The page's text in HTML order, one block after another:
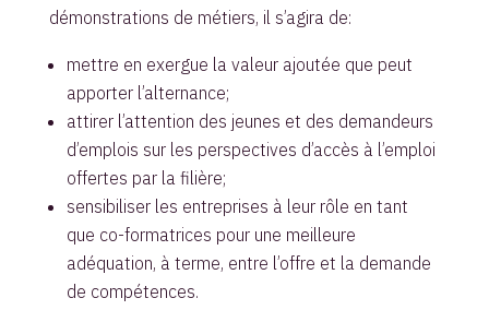
démonstrations de métiers, il s’agira de:
mettre en exergue la valeur ajoutée que peut
apporter l’alternance;
attirer l’attention des jeunes et des demandeurs
d’emplois sur les perspectives d’accès à l’emploi
offertes par la filière;
sensibiliser les entreprises à leur rôle en tant
que co-formatrices pour une meilleure
adéquation, à terme, entre l’offre et la demande
de compétences.